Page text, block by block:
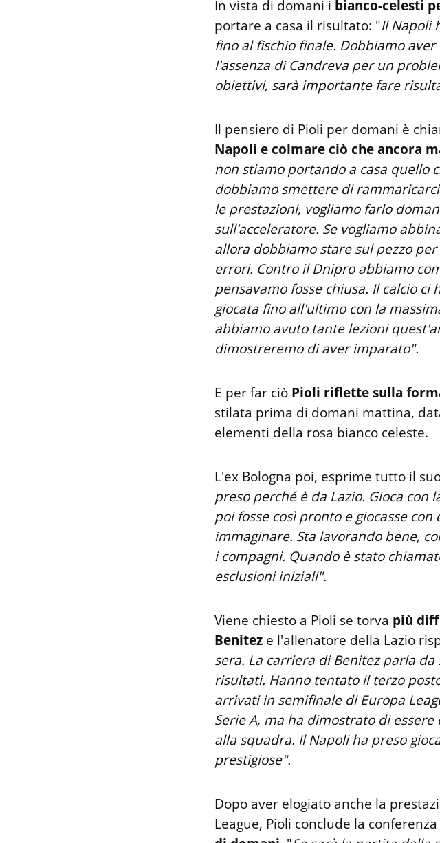
In vista di domani i bianco-celesti
portare a casa il risultato: "Il Napoli
fino al fischio finale. Dobbiamo
l'assenza di Candreva per un
obiettivi, sarà importante fare
Il pensiero di Pioli per domani è
Napoli e colmare ciò che ancora
non stiamo portando a casa quello
dobbiamo smettere di
le prestazioni, vogliamo farlo
sull'acceleratore. Se vogliamo
allora dobbiamo stare sul pezzo
errori. Contro il Dnipro abbiamo
pensavamo fosse chiusa. Il calcio
giocata fino all'ultimo con la
abbiamo avuto tante lezioni
dimostreremo di aver imparato".
E per far ciò Pioli riflette sulla
stilata prima di domani mattina,
elementi della rosa bianco celeste.
L'ex Bologna poi, esprime tutto il
preso perché è da Lazio. Gioca con
poi fosse così pronto e giocasse
immaginare. Sta lavorando bene,
i compagni. Quando è stato
esclusioni iniziali".
Viene chiesto a Pioli se torva più
Benitez e l'allenatore della Lazio
sera. La carriera di Benitez parla
risultati. Hanno tentato il terzo
arrivati in semifinale di Europa
Serie A, ma ha dimostrato di
alla squadra. Il Napoli ha preso
prestigiose".
Dopo aver elogiato anche la
League, Pioli conclude la